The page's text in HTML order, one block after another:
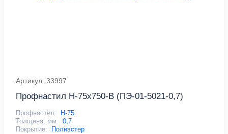
Артикул: 33997
Профнастил Н-75x750-B (ПЭ-01-5021-0,7)
Профнастил:
Н-75
Толщина, мм: 0,7
Покрытие:
Полиэстер